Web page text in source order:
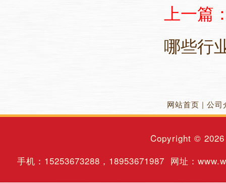
上一篇
哪些行
网站首页 | 公司
Copyright ©
手机： 15253673288 ， 18953671987 网址：